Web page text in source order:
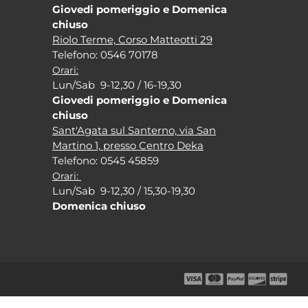
Giovedi pomeriggio e Domenica
chiuso
Riolo Terme, Corso Matteotti 29
Telefono: 0546 70178
Orari:
Lun/Sab 9-12,30 / 16-19,30
Giovedi pomeriggio e Domenica
chiuso
Sant'Agata sul Santerno, via San
Martino 1, presso Centro Deka
Telefono: 0545 45859
Orari:
Lun/Sab 9-12,30 / 15,30-19,30
Domenica chiuso